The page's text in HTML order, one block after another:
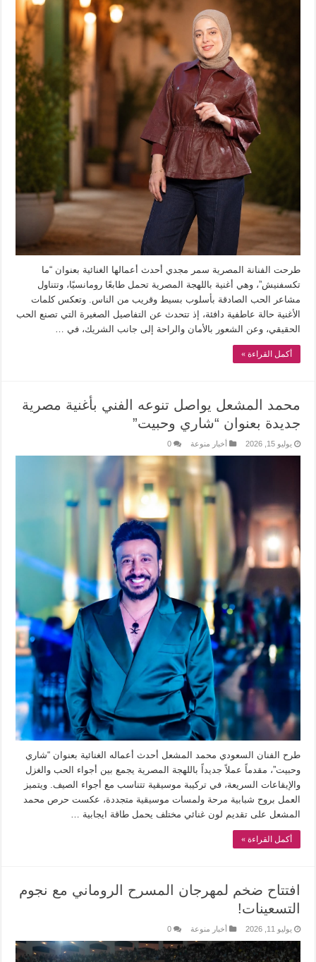
طرحت الفنانة المصرية سمر مجدي أحدث أعمالها الغنائية بعنوان “ما
تكسفنيش”، وهي أغنية باللهجة المصرية تحمل طابعًا رومانسيًا، وتتناول
مشاعر الحب الصادقة بأسلوب بسيط وقريب من الناس. وتعكس كلمات
الأغنية حالة عاطفية دافئة، إذ تتحدث عن التفاصيل الصغيرة التي تصنع الحب
الحقيقي، وعن الشعور بالأمان والراحة إلى جانب الشريك، في …
أكمل القراءة »
محمد المشعل يواصل تنوعه الفني بأغنية مصرية
جديدة بعنوان “شاري وحبيت”
يوليو 15, 2026 أخبار منوعة 0
طرح الفنان السعودي محمد المشعل أحدث أعماله الغنائية بعنوان “شاري
وحبيت”، مقدماً عملاً جديداً باللهجة المصرية يجمع بين أجواء الحب والغزل
والإيقاعات السريعة، في تركيبة موسيقية تتناسب مع أجواء الصيف. ويتميز
العمل بروح شبابية مرحة ولمسات موسيقية متجددة، عكست حرص محمد
المشعل على تقديم لون غنائي مختلف يحمل طاقة ايجابية …
أكمل القراءة »
افتتاح ضخم لمهرجان المسرح الروماني مع نجوم
التسعينات!
يوليو 11, 2026 أخبار منوعة 0